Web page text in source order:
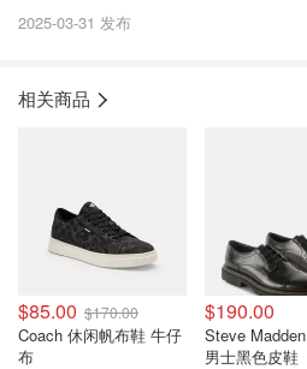
2025-03-31 发布
相关商品
$85.00 $170.00
Coach 休闲帆布鞋 牛仔
布
$190.00
Steve Madden KNITTE
男士黑色皮鞋